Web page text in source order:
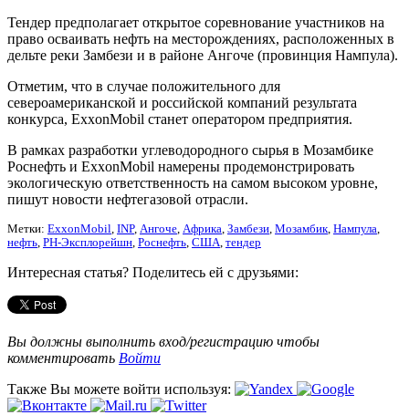
Тендер предполагает открытое соревнование участников на
право осваивать нефть на месторождениях, расположенных в
дельте реки Замбези и в районе Ангоче (провинция Нампула).
Отметим, что в случае положительного для
североамериканской и российской компаний результата
конкурса, ExxonMobil станет оператором предприятия.
В рамках разработки углеводородного сырья в Мозамбике
Роснефть и ExxonMobil намерены продемонстрировать
экологическую ответственность на самом высоком уровне,
пишут новости нефтегазовой отрасли.
Метки: ExxonMobil, INP, Ангоче, Африка, Замбези, Мозамбик, Нампула,
нефть, РН-Эксплорейшн, Роснефть, США, тендер
Интересная статья? Поделитесь ей с друзьями:
Вы должны выполнить вход/регистрацию чтобы
комментировать Войти
Также Вы можете войти используя: